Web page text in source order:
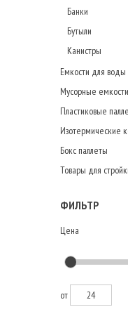
Банки
Бутыли
Канистры
Емкости для воды
Мусорные емкости
Пластиковые
Изотермические
Бокс паллеты
Товары для
ФИЛЬТР
Цена
от